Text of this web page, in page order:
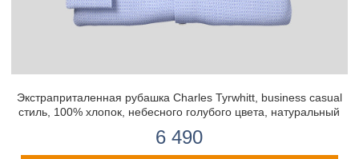
Экстраприталенная рубашка Charles Tyrwhitt, business casual
стиль, 100% хлопок, небесного голубого цвета, натуральный
6 490